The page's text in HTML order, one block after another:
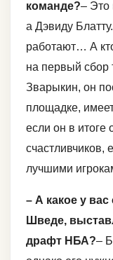
команде?– Это
а Дэвиду
работают… А
на первый сбор
Зварыкин, он
площадке,
если он в
счастливчиков,
лучшими
– А какое у
Шведе,
драфт НБА?–